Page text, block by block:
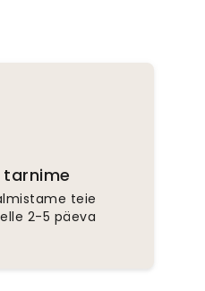
teie
2-5 päeva